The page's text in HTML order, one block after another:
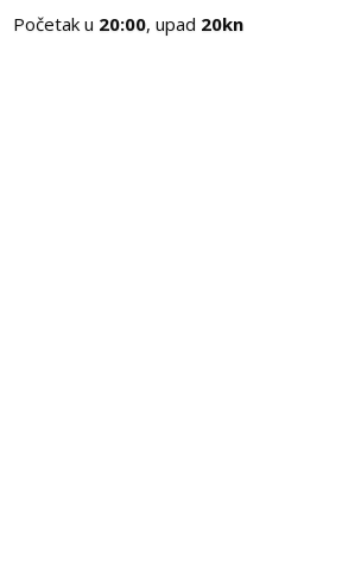
Početak u 20:00, upad 20kn